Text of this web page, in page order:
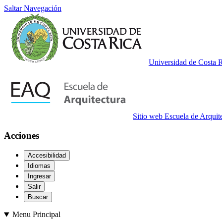
Saltar Navegación
Universidad de Costa
Sitio web Escuela de
Acciones
Accesibilidad
Idiomas
Ingresar
Salir
Buscar
Menu Principal